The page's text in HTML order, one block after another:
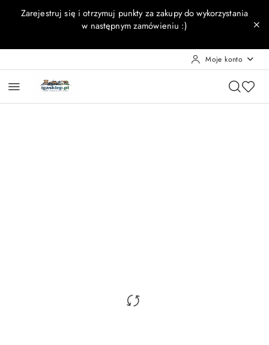
Przejdź do treści głównej
Przejdź do wyszukiwarki
Przejdź do moje konto
Przejdź do menu głównego
Przejdź do opisu produktu
Przejdź do stopki
Zarejestruj się i otrzymuj punkty za zakupy do wykorzystania
w następnym zamówieniu :)
Moje konto